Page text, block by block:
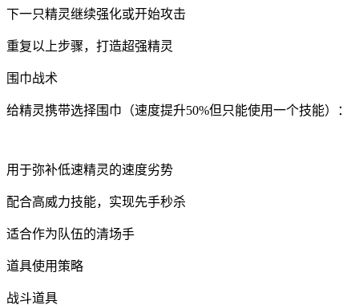
下一只精灵继续强化或开始攻击
重复以上步骤，打造超强精灵
围巾战术
给精灵携带选择围巾（速度提升50%但只能使用一个技能）：
用于弥补低速精灵的速度劣势
配合高威力技能，实现先手秒杀
适合作为队伍的清场手
道具使用策略
战斗道具